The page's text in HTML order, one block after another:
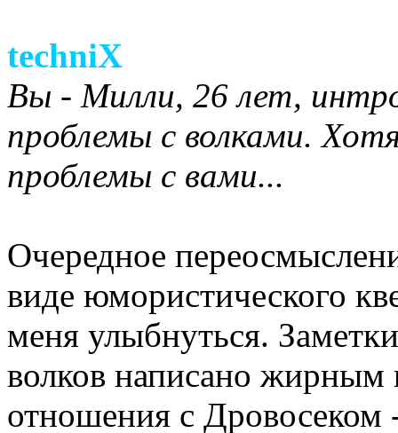
techniX
Вы - Милли, 26 лет,
проблемы с волками.
проблемы с вами...
Очередное
виде юмористического
меня улыбнуться.
волков написано
отношения с Дровосеком